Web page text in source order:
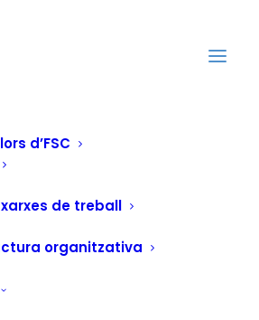
d’FSC
de treball
organitzativa